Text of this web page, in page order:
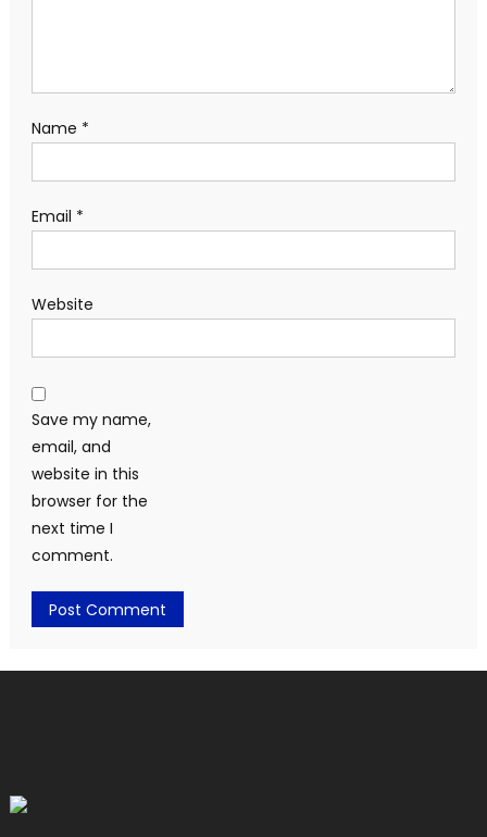
Name *
Email *
Website
Save my name,
email, and
website in this
browser for the
next time I
comment.